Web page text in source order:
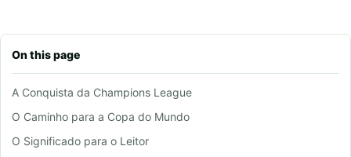
On this page
A Conquista da Champions League
O Caminho para a Copa do Mundo
O Significado para o Leitor